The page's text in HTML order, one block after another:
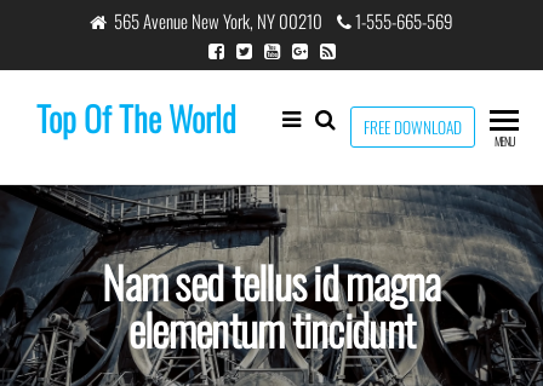
the
content
565 Avenue New York, NY 00210 1-555-665-569
Top Of The World FREE DOWNLOAD
MENU
Nam sed tellus id magna
elementum tincidunt